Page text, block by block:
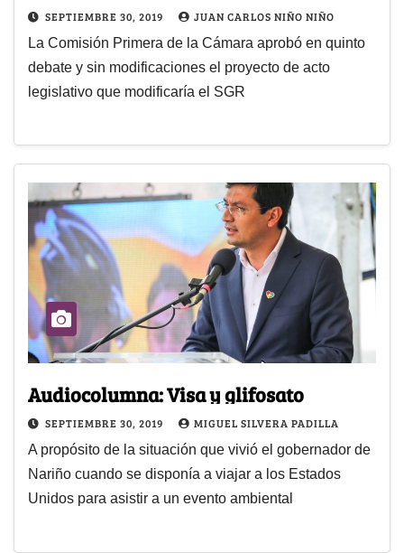
SEPTIEMBRE 30, 2019 JUAN CARLOS NIÑO NIÑO
La Comisión Primera de la Cámara aprobó en quinto
debate y sin modificaciones el proyecto de acto
legislativo que modificaría el SGR
Audiocolumna: Visa y glifosato
SEPTIEMBRE 30, 2019 MIGUEL SILVERA PADILLA
A propósito de la situación que vivió el gobernador de
Nariño cuando se disponía a viajar a los Estados
Unidos para asistir a un evento ambiental